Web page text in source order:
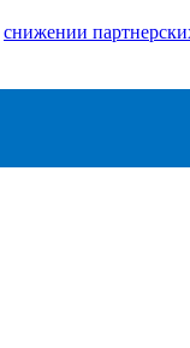
снижении